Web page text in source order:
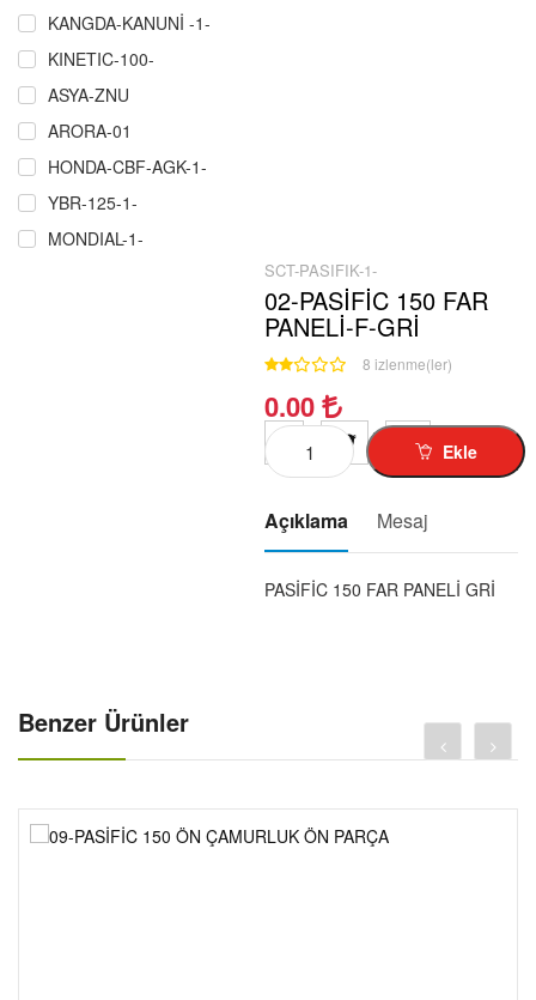
KANGDA-KANUNİ -1-
KINETIC-100-
ASYA-ZNU
ARORA-01
HONDA-CBF-AGK-1-
YBR-125-1-
MONDIAL-1-
ÇELIK-CRW-MARTIAN-MAXI-1-
JAWA-1-
MOTOR DIŞ LASTIK-1-
MOTOR İÇ LASTIK-1-
SCT-PASIFIK-1-
02-PASİFİC 150 FAR
PANELİ-F-GRİ
8 izlenme(ler)
0.00
Ekle
Açıklama Mesaj
PASİFİC 150 FAR PANELİ GRİ
Benzer Ürünler